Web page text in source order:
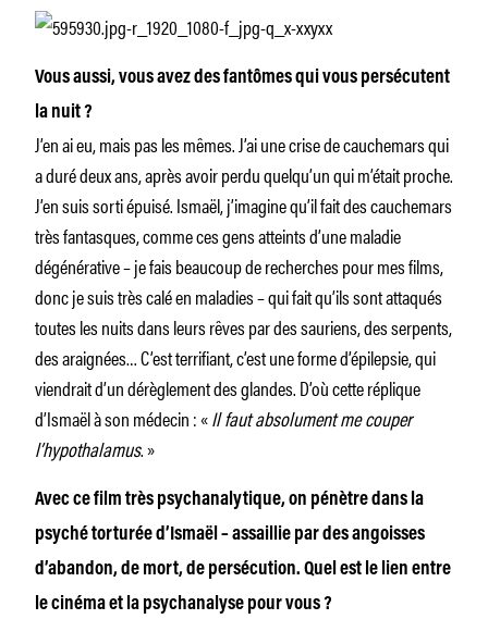
Vous aussi, vous avez des fantômes qui vous persécutent
la nuit ?
J’en ai eu, mais pas les mêmes. J’ai une crise de cauchemars qui
a duré deux ans, après avoir perdu quelqu’un qui m’était proche.
J’en suis sorti épuisé. Ismaël, j’imagine qu’il fait des cauchemars
très fantasques, comme ces gens atteints d’une maladie
dégénérative – je fais beaucoup de recherches pour mes films,
donc je suis très calé en maladies – qui fait qu’ils sont attaqués
toutes les nuits dans leurs rêves par des sauriens, des serpents,
des araignées… C’est terrifiant, c’est une forme d’épilepsie, qui
viendrait d’un dérèglement des glandes. D’où cette réplique
d’Ismaël à son médecin : «Il faut absolument me couper
l’hypothalamus. »
Avec ce film très psychanalytique, on pénètre dans la
psyché torturée d’Ismaël – assaillie par des angoisses
d’abandon, de mort, de persécution. Quel est le lien entre
le cinéma et la psychanalyse pour vous ?